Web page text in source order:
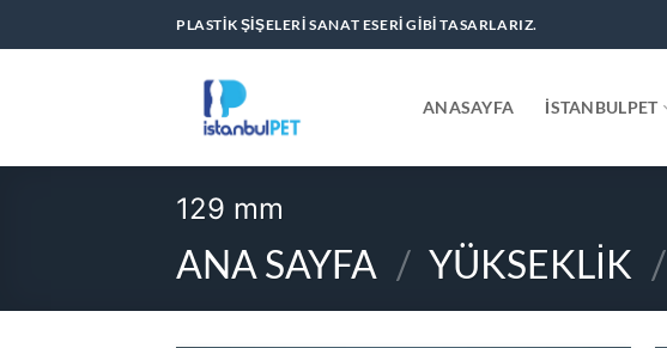
atla
PLASTIK ŞIŞELERI SANAT ESERI GIBI TASARLARIZ.
ANASAYFA İSTANBULPET
129 mm
ANA SAYFA / YÜKSEKLIK /